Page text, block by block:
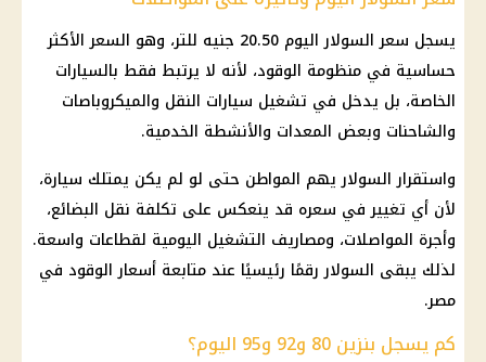
يسجل سعر السولار اليوم 20.50 جنيه للتر، وهو السعر الأكثر
حساسية في منظومة الوقود، لأنه لا يرتبط فقط بالسيارات
الخاصة، بل يدخل في تشغيل سيارات النقل والميكروباصات
والشاحنات وبعض المعدات والأنشطة الخدمية.
واستقرار السولار يهم المواطن حتى لو لم يكن يمتلك سيارة،
لأن أي تغيير في سعره قد ينعكس على تكلفة نقل البضائع،
وأجرة المواصلات، ومصاريف التشغيل اليومية لقطاعات واسعة.
لذلك يبقى السولار رقمًا رئيسيًا عند متابعة أسعار الوقود في
مصر.
كم يسجل بنزين 80 و92 و95 اليوم؟